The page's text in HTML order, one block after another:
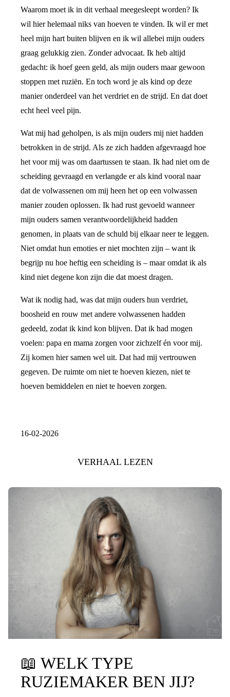
Waarom moet ik in dit verhaal meegesleept worden? Ik
wil hier helemaal niks van hoeven te vinden. Ik wil er met
heel mijn hart buiten blijven en ik wil allebei mijn ouders
graag gelukkig zien. Zonder advocaat. Ik heb altijd
gedacht: ik hoef geen geld, als mijn ouders maar gewoon
stoppen met ruziën. En toch word je als kind op deze
manier onderdeel van het verdriet en de strijd. En dat doet
echt heel veel pijn.
Wat mij had geholpen, is als mijn ouders mij niet hadden
betrokken in de strijd. Als ze zich hadden afgevraagd hoe
het voor mij was om daartussen te staan. Ik had niet om de
scheiding gevraagd en verlangde er als kind vooral naar
dat de volwassenen om mij heen het op een volwassen
manier zouden oplossen. Ik had rust gevoeld wanneer
mijn ouders samen verantwoordelijkheid hadden
genomen, in plaats van de schuld bij elkaar neer te leggen.
Niet omdat hun emoties er niet mochten zijn – want ik
begrijp nu hoe heftig een scheiding is – maar omdat ik als
kind niet degene kon zijn die dat moest dragen.
Wat ik nodig had, was dat mijn ouders hun verdriet,
boosheid en rouw met andere volwassenen hadden
gedeeld, zodat ik kind kon blijven. Dat ik had mogen
voelen: papa en mama zorgen voor zichzelf én voor mij.
Zij komen hier samen wel uit. Dat had mij vertrouwen
gegeven. De ruimte om niet te hoeven kiezen, niet te
hoeven bemiddelen en niet te hoeven zorgen.
16-02-2026
VERHAAL LEZEN
📖 WELK TYPE
RUZIEMAKER BEN JIJ?